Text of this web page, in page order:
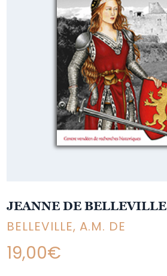
JEANNE DE BELLEVILLE
BELLEVILLE, A.M. DE
19,00€